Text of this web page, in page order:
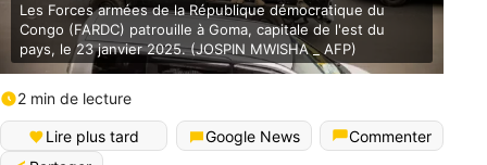
Les Forces armées de la République démocratique du
Congo (FARDC) patrouille à Goma, capitale de l'est du
pays, le 23 janvier 2025. (JOSPIN MWISHA _ AFP)
2 min de lecture
Lire plus tard Google News
Commenter